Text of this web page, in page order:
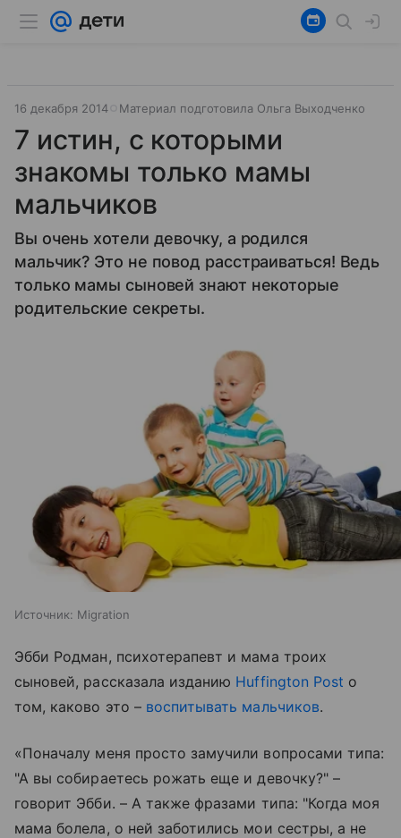
16 декабря 2014 Материал подготовила Ольга Выходченко
7 истин, с которыми
знакомы только мамы
мальчиков
Вы очень хотели девочку, а родился
мальчик? Это не повод расстраиваться! Ведь
только мамы сыновей знают некоторые
родительские секреты.
Источник: Migration
Эбби Родман, психотерапевт и мама троих
сыновей, рассказала изданию Huffington Post о
том, каково это – воспитывать мальчиков.
«Поначалу меня просто замучили вопросами типа:
"А вы собираетесь рожать еще и девочку?" –
говорит Эбби. – А также фразами типа: "Когда моя
мама болела, о ней заботились мои сестры, а не